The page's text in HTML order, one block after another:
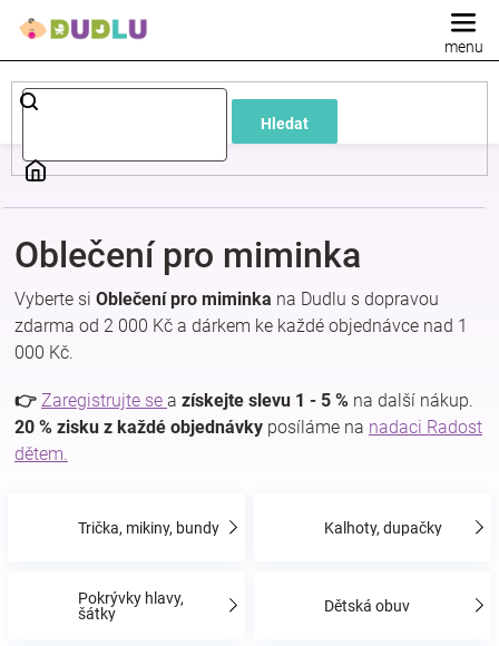
Hledat
Dětské
a
kojenecké
oblečení
Pokojíček
kojenecká
Oblečení pro miminka
Vyberte si Oblečení pro miminka na Dudlu s dopravou
zdarma od 2 000 Kč a dárkem ke každé objednávce nad 1
000 Kč.
👉 Zaregistrujte se a získejte slevu 1 - 5 % na další nákup.
20 % zisku z každé objednávky posíláme na nadaci Radost
dětem.
Trička, mikiny, bundy Kalhoty, dupačky
Pokrývky hlavy,
šátky
Dětská obuv